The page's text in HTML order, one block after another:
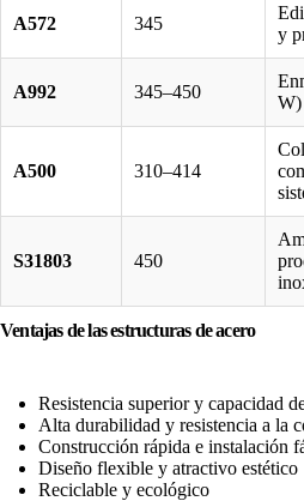
A572 345
y
A992 345–450
W)
A500 310–414
S31803 450
Ventajas de las estructuras de acero
Resistencia superior y capacidad
Alta durabilidad y resistencia a la
Construcción rápida e instalación
Diseño flexible y atractivo estético
Reciclable y ecológico